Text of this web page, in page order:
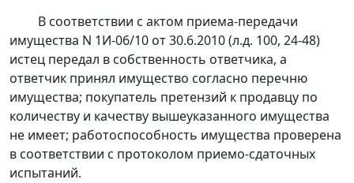
В соответствии с актом приема-передачи
имущества N 1И-06/10 от 30.6.2010 (л.д. 100, 24-48)
истец передал в собственность ответчика, а
ответчик принял имущество согласно перечню
имущества; покупатель претензий к продавцу по
количеству и качеству вышеуказанного имущества
не имеет; работоспособность имущества проверена
в соответствии с протоколом приемо-сдаточных
испытаний.